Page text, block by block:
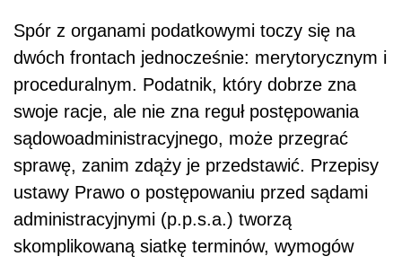
Spór z organami podatkowymi toczy się na
dwóch frontach jednocześnie: merytorycznym i
proceduralnym. Podatnik, który dobrze zna
swoje racje, ale nie zna reguł postępowania
sądowoadministracyjnego, może przegrać
sprawę, zanim zdąży je przedstawić. Przepisy
ustawy Prawo o postępowaniu przed sądami
administracyjnymi (p.p.s.a.) tworzą
skomplikowaną siatkę terminów, wymogów